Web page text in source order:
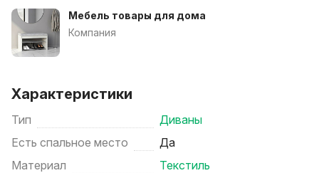
Мебель товары для дома
Компания
Характеристики
Тип
Диваны
Есть спальное место
Да
Материал
Текстиль